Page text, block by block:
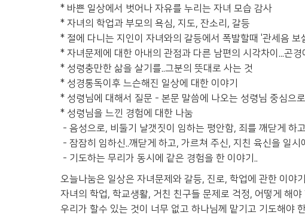
* 바쁜 일상에서 벗어나 자유를 누리는 자녀 모습 감사
* 자녀의 학업과 부모의 욕심, 지도, 잔소리, 갈등
* 절에 다니는 지인이 자녀와의 갈등에서 폭발할때 '관세음
* 자녀문제에 대한 아내의 관점과 다른 남편의 시각차이...곤
* 성령충만한 삶을 살기를..그분의 뜻대로 사는 것
* 성경통독이후 느슨해진 일상에 대한 이야기
* 성령님에 대해서 질문 - 본문 말씀에 나오는 성령님 중심으
* 성령님을 느낀 경험에 대한 나눔
- 음성으로, 비둘기 날갯짓이 임하는 평안함, 죄를 깨닫게 하
- 잠잠히 임하신..깨닫게 하고, 가르쳐 주신, 지친 육신을 일시
- 기도하는 무리가 동시에 같은 경험을 한 이야기..
오늘나눔은 일상은 자녀문제와 갈등, 진로, 학업에 관한 이야
자녀의 학업, 학교생활, 거친 친구들 문제로 걱정, 어떻게 해
우리가 할수 있는 것이 너무 없고 하나님께 맡기고 기도해야